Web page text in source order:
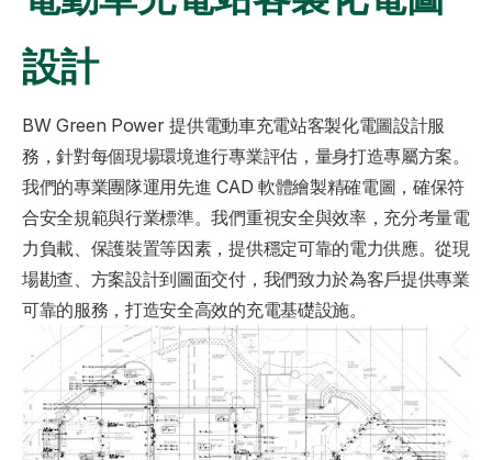
設計
BW Green Power 提供電動車充電站客製化電圖設計服
務，針對每個現場環境進行專業評估，量身打造專屬方案。
我們的專業團隊運用先進 CAD 軟體繪製精確電圖，確保符
合安全規範與行業標準。我們重視安全與效率，充分考量電
力負載、保護裝置等因素，提供穩定可靠的電力供應。從現
場勘查、方案設計到圖面交付，我們致力於為客戶提供專業
可靠的服務，打造安全高效的充電基礎設施。